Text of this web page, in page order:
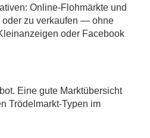
Online-Flohmärkte und
oder zu verkaufen — ohne
oder Facebook
Eine gute Marktübersicht
Trödelmarkt-Typen im